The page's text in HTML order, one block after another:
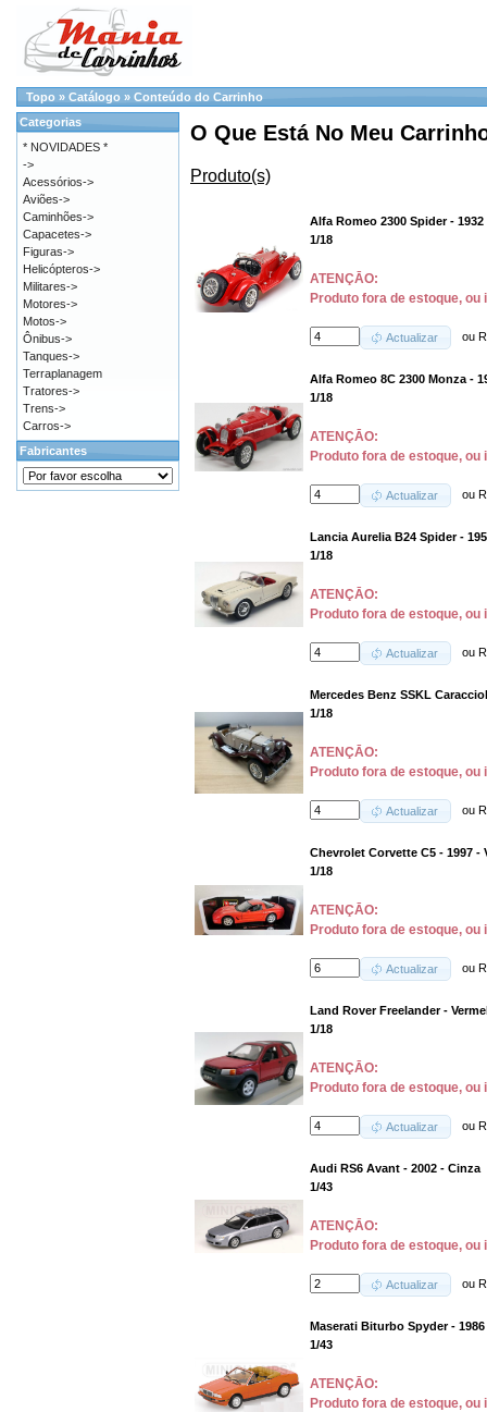
Topo » Catálogo » Conteúdo do Carrinho
O Que Está No Meu
Produto(s)
Alfa Romeo 2300 Spider - 1932
1/18
ATENÇĀO:
Produto fora de estoque, ou
Actualizar ou
Alfa Romeo 8C 2300 Monza -
1/18
ATENÇĀO:
Produto fora de estoque, ou
Actualizar ou
Lancia Aurelia B24 Spider -
1/18
ATENÇĀO:
Produto fora de estoque, ou
Actualizar ou
Mercedes Benz SSKL
1/18
ATENÇĀO:
Produto fora de estoque, ou
Actualizar ou
Chevrolet Corvette C5 - 1997 -
1/18
ATENÇĀO:
Produto fora de estoque, ou
Actualizar ou
Land Rover Freelander -
1/18
ATENÇĀO:
Produto fora de estoque, ou
Actualizar ou
Audi RS6 Avant - 2002 - Cinza
1/43
ATENÇĀO:
Produto fora de estoque, ou
Actualizar ou
Maserati Biturbo Spyder -
1/43
ATENÇĀO:
Produto fora de estoque, ou
Categorias
* NOVIDADES *
->
Acessórios->
Aviões->
Caminhões->
Capacetes->
Figuras->
Helicópteros->
Militares->
Motores->
Motos->
Ônibus->
Tanques->
Terraplanagem
Tratores->
Trens->
Carros->
Fabricantes